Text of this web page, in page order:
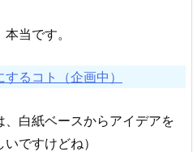
当です。
るコト（企画中）
白紙ベースからアイデアを
ですけどね）